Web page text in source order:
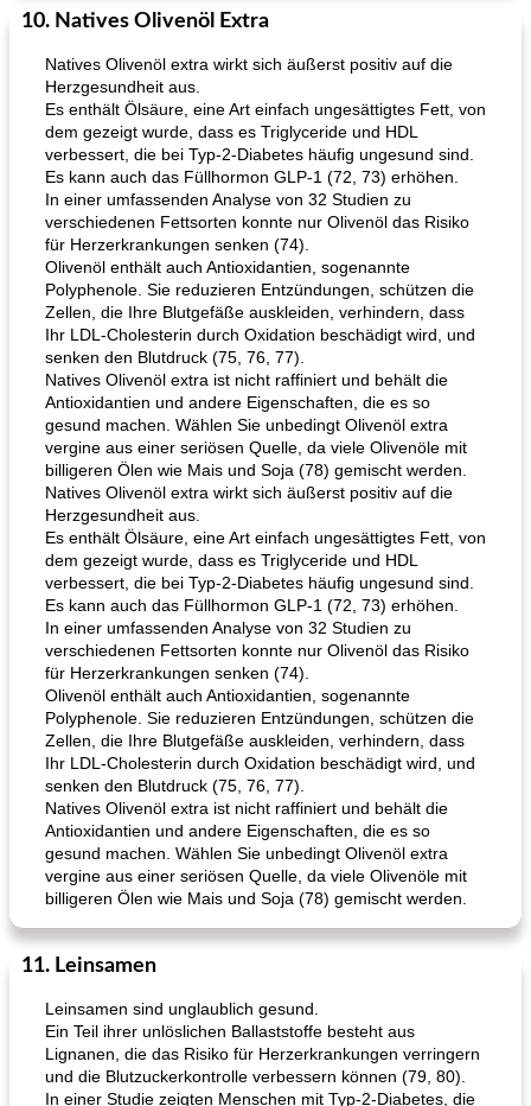
10. Natives Olivenöl Extra
Natives Olivenöl extra wirkt sich äußerst positiv auf die
Herzgesundheit aus.
Es enthält Ölsäure, eine Art einfach ungesättigtes Fett, von
dem gezeigt wurde, dass es Triglyceride und HDL
verbessert, die bei Typ-2-Diabetes häufig ungesund sind.
Es kann auch das Füllhormon GLP-1 (72, 73) erhöhen.
In einer umfassenden Analyse von 32 Studien zu
verschiedenen Fettsorten konnte nur Olivenöl das Risiko
für Herzerkrankungen senken (74).
Olivenöl enthält auch Antioxidantien, sogenannte
Polyphenole. Sie reduzieren Entzündungen, schützen die
Zellen, die Ihre Blutgefäße auskleiden, verhindern, dass
Ihr LDL-Cholesterin durch Oxidation beschädigt wird, und
senken den Blutdruck (75, 76, 77).
Natives Olivenöl extra ist nicht raffiniert und behält die
Antioxidantien und andere Eigenschaften, die es so
gesund machen. Wählen Sie unbedingt Olivenöl extra
vergine aus einer seriösen Quelle, da viele Olivenöle mit
billigeren Ölen wie Mais und Soja (78) gemischt werden.
Natives Olivenöl extra wirkt sich äußerst positiv auf die
Herzgesundheit aus.
Es enthält Ölsäure, eine Art einfach ungesättigtes Fett, von
dem gezeigt wurde, dass es Triglyceride und HDL
verbessert, die bei Typ-2-Diabetes häufig ungesund sind.
Es kann auch das Füllhormon GLP-1 (72, 73) erhöhen.
In einer umfassenden Analyse von 32 Studien zu
verschiedenen Fettsorten konnte nur Olivenöl das Risiko
für Herzerkrankungen senken (74).
Olivenöl enthält auch Antioxidantien, sogenannte
Polyphenole. Sie reduzieren Entzündungen, schützen die
Zellen, die Ihre Blutgefäße auskleiden, verhindern, dass
Ihr LDL-Cholesterin durch Oxidation beschädigt wird, und
senken den Blutdruck (75, 76, 77).
Natives Olivenöl extra ist nicht raffiniert und behält die
Antioxidantien und andere Eigenschaften, die es so
gesund machen. Wählen Sie unbedingt Olivenöl extra
vergine aus einer seriösen Quelle, da viele Olivenöle mit
billigeren Ölen wie Mais und Soja (78) gemischt werden.
11. Leinsamen
Leinsamen sind unglaublich gesund.
Ein Teil ihrer unlöslichen Ballaststoffe besteht aus
Lignanen, die das Risiko für Herzerkrankungen verringern
und die Blutzuckerkontrolle verbessern können (79, 80).
In einer Studie zeigten Menschen mit Typ-2-Diabetes, die